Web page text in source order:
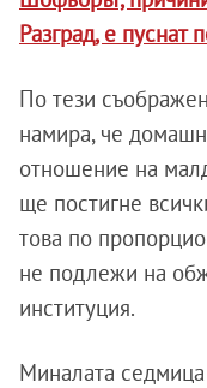
Разград, е пуснат
По тези
намира, че
отношение на
ще постигне
това по
не подлежи на
институция.
Миналата